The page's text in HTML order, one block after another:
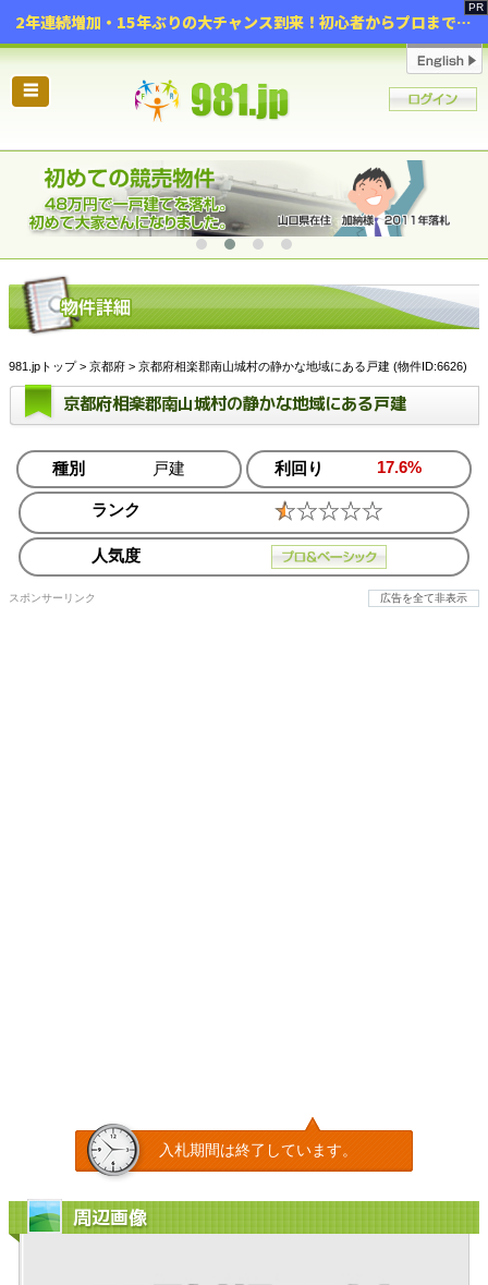
2年連続増加・15年ぶりの大チャンス到来！初心者からプロまで網羅する「競売不動産・超実践投資セミナー」♦神奈川県 横浜 in 神奈川
☰
981.jpトップ> 京都府 > 京都府相楽郡南山城村の静かな地域にある戸建 (物件ID:6626)
京都府相楽郡南山城村の静かな地域にある戸建
種別 戸建 利回り 17.6%
ランク
人気度
スポンサーリンク 広告を全て非表示
入札期間は終了しています。
周辺画像